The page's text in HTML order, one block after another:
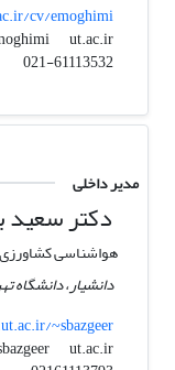
cv/emoghimi
emoghimi
ut.ac.ir
021-61113532
مدیر داخلی
دکتر سعید
هواشناسی کشاورزی
دانشیار، دانشگاه
~sbazgeer
sbazgeer
ut.ac.ir